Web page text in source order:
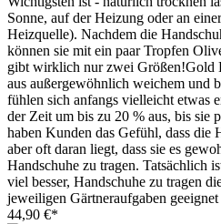
Sonne, auf der Heizung oder an
Heizquelle). Nachdem die
können sie mit ein paar Tropfen
gibt wirklich nur zwei Größen!Gold
aus außergewöhnlich weichem und
fühlen sich anfangs vielleicht etwas
der Zeit um bis zu 20 % aus, bis sie
haben Kunden das Gefühl, dass die
aber oft daran liegt, dass sie es
Handschuhe zu tragen. Tatsächlich
viel besser, Handschuhe zu tragen
jeweiligen Gärtneraufgaben geeignet
44,90 €*